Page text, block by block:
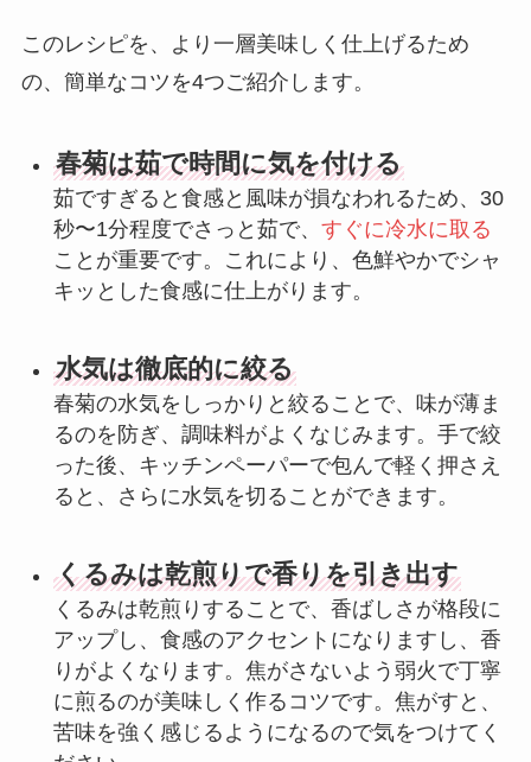
このレシピを、より一層美味しく仕上げるため
の、簡単なコツを4つご紹介します。
春菊は茹で時間に気を付ける
茹ですぎると食感と風味が損なわれるため、30
秒〜1分程度でさっと茹で、 すぐに冷水に取る
ことが重要です。これにより、色鮮やかでシャ
キッとした食感に仕上がります。
水気は徹底的に絞る
春菊の水気をしっかりと絞ることで、味が薄ま
るのを防ぎ、調味料がよくなじみます。手で絞
った後、キッチンペーパーで包んで軽く押さえ
ると、さらに水気を切ることができます。
くるみは乾煎りで香りを引き出す
くるみは乾煎りすることで、香ばしさが格段に
アップし、食感のアクセントになりますし、香
りがよくなります。焦がさないよう弱火で丁寧
に煎るのが美味しく作るコツです。焦がすと、
苦味を強く感じるようになるので気をつけてく